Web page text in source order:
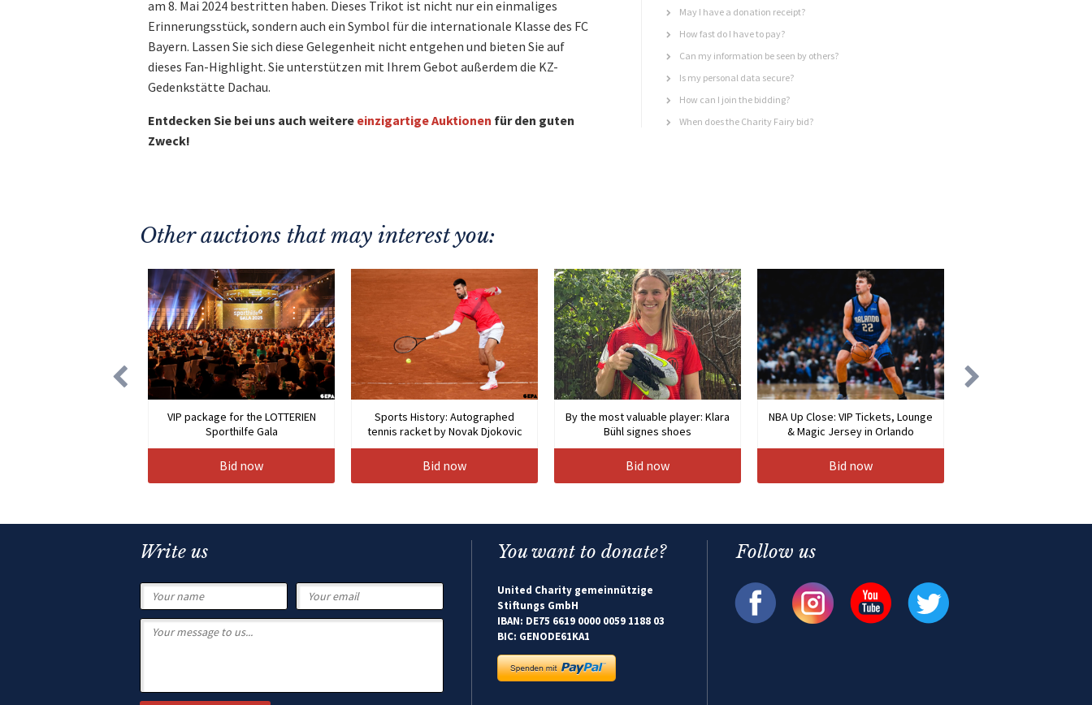
am 8. Mai 2024 bestritten haben. Dieses Trikot ist nicht nur ein einmaliges
Erinnerungsstück, sondern auch ein Symbol für die internationale Klasse des FC
Bayern. Lassen Sie sich diese Gelegenheit nicht entgehen und bieten Sie auf
dieses Fan-Highlight. Sie unterstützen mit Ihrem Gebot außerdem die KZ-
Gedenkstätte Dachau.
Entdecken Sie bei uns auch weitere einzigartige Auktionen für den guten
Zweck!
May I have a donation receipt?
How fast do I have to pay?
Can my information be seen by others?
Is my personal data secure?
How can I join the bidding?
When does the Charity Fairy bid?
Other auctions that may interest you:
VIP package for the LOTTERIEN
Sporthilfe Gala
Bid now
Sports History: Autographed
tennis racket by Novak Djokovic
Bid now
By the most valuable player: Klara
Bühl signes shoes
Bid now
NBA Up Close: VIP Tickets, Lounge
& Magic Jersey in Orlando
Bid now
Write us You want to donate?
United Charity gemeinnützige
Stiftungs GmbH
IBAN: DE75 6619 0000 0059 1188 03
BIC: GENODE61KA1
Follow us